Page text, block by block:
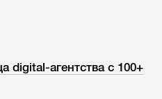
digital-агентства с 100+